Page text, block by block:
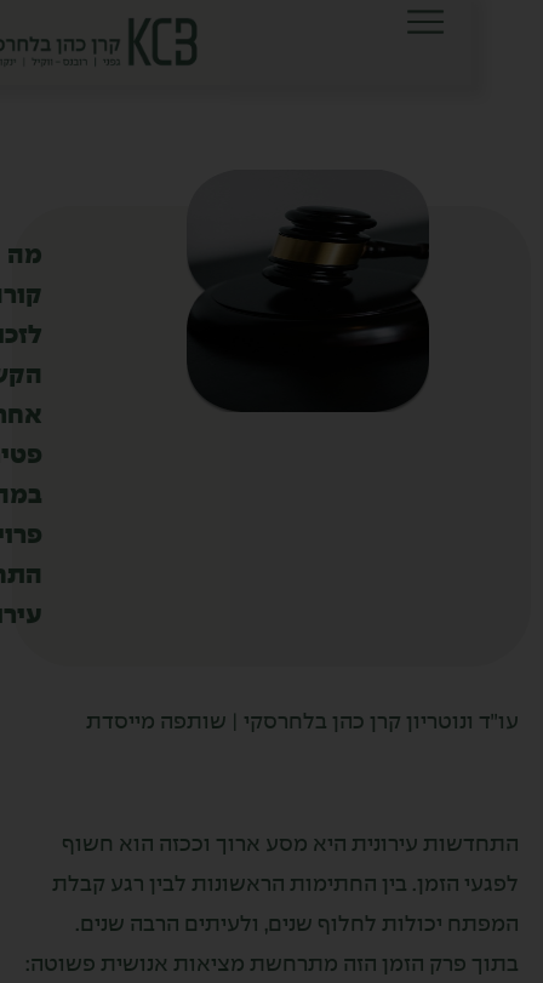
לזכויות
הקשיש
פטירתו,
במהלך
פרויקט
התחדשות
עירונית?
ונוטריון קרן כהן בלחרסקי | שותפה מייסדת
עירונית היא מסע ארוך וככזה הוא חשוף
הזמן. בין החתימות הראשונות לבין רגע קבלת
יכולות לחלוף שנים, ולעיתים הרבה שנים.
פרק הזמן הזה מתרחשת מציאות אנושית פשוטה: